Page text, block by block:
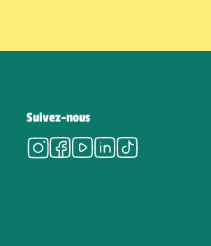
Suivez-nous
Instagram
Facebook
Youtube
LinkedIn
Tiktok